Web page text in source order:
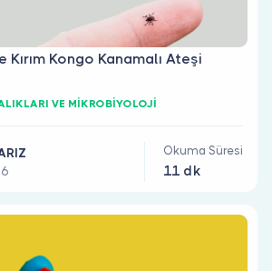
Kırım Kongo Kanamalı Ateşi
VE MİKROBİYOLOJİ
Okuma Süresi
11 dk